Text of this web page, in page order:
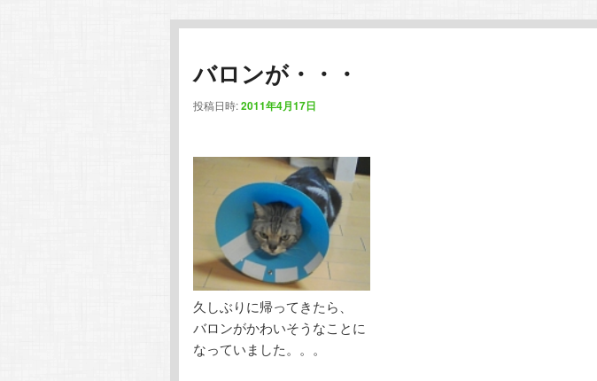
バロンが・・・
投稿日時:2011年4月17日
久しぶりに帰ってきたら、
バロンがかわいそうなことに
なっていました。。。